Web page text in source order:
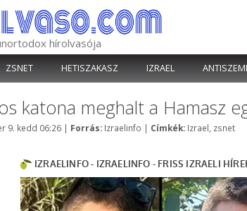
hírolvasója
ZSNET HETISZAKASZ IZRAEL
katona meghalt a Hamasz
9. kedd 06:26 | Forrás: Kategória
Izraelinfo | Címkék: Címkék
Izrael zsnet